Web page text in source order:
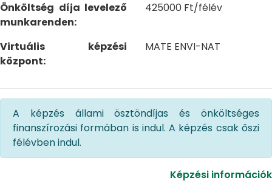
Önköltség díja levelező
munkarenden:
425000 Ft/félév
Virtuális képzési
központ:
MATE ENVI-NAT
A képzés állami ösztöndíjas és önköltséges
finanszírozási formában is indul. A képzés csak őszi
félévben indul.
Képzési információk